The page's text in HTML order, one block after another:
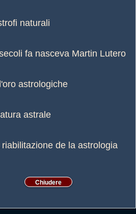
naturali
fa nasceva Martin Lutero
astrologiche
astrale
riabilitazione de la astrologia